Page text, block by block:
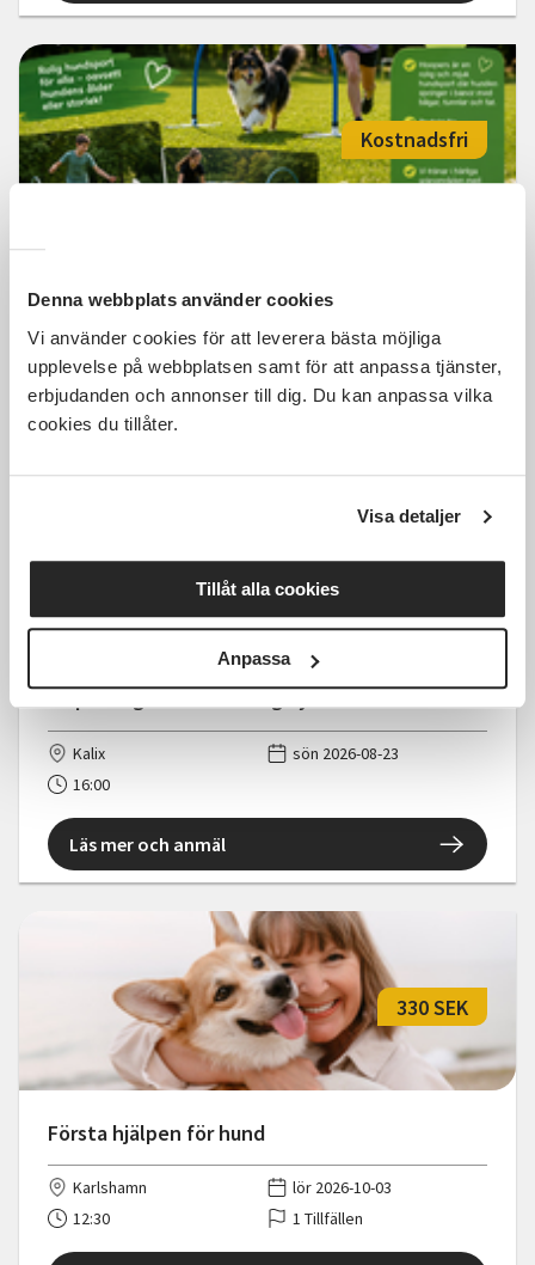
Denna webbplats använder cookies
Vi använder cookies för att leverera bästa möjliga
upplevelse på webbplatsen samt för att anpassa tjänster,
erbjudanden och annonser till dig. Du kan anpassa vilka
cookies du tillåter.
Visa detaljer
Tillåt alla cookies
Anpassa
Kostnadsfri
11:00
1 Tillfällen
Läs mer och anmäl
Valpkurs-grunder i vardagslydnad
Kalix
sön 2026-08-23
16:00
Läs mer och anmäl
Första hjälpen för hund
330 SEK
Karlshamn
lör 2026-10-03
12:30
1 Tillfällen